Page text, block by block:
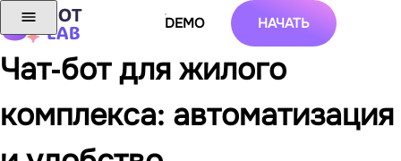
DEMO НАЧАТЬ
Чат‐бот для жилого
комплекса: автоматизация